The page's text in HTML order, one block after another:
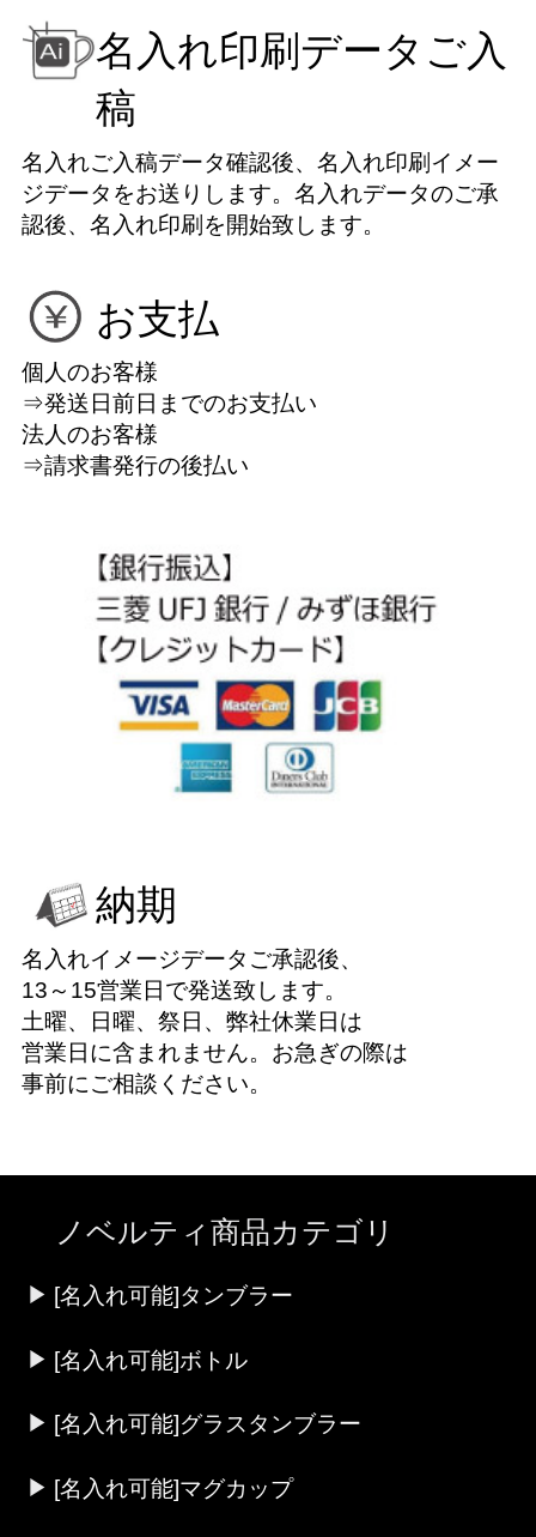
名入れ印刷データご入
稿
名入れご入稿データ確認後、名入れ印刷イメー
ジデータをお送りします。名入れデータのご承
認後、名入れ印刷を開始致します。
お支払
個人のお客様
⇒発送日前日までのお支払い
法人のお客様
⇒請求書発行の後払い
納期
名入れイメージデータご承認後、
13～15営業日で発送致します。
土曜、日曜、祭日、弊社休業日は
営業日に含まれません。お急ぎの際は
事前にご相談ください。
ノベルティ商品カテゴリ
[名入れ可能]タンブラー
[名入れ可能]ボトル
[名入れ可能]グラスタンブラー
[名入れ可能]マグカップ